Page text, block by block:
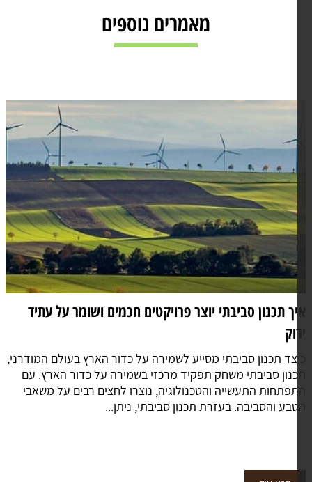
מאמרים נוספים
תכנון סביבתי יוצר פרויקטים חכמים ושומר על עתיד
תכנון סביבתי מסייע לשמירה על כדור הארץ בעולם המודרני,
סביבתי משחק תפקיד מרכזי בשמירה על כדור הארץ. עם
התעשייה והטכנולוגיה, נוצרו לחצים רבים על משאבי
והסביבה. בעזרת תכנון סביבתי, ניתן...